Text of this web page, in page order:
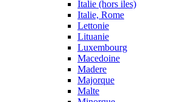
Italie (hors iles)
Italie, Rome
Lettonie
Lituanie
Luxembourg
Macedoine
Madere
Majorque
Malte